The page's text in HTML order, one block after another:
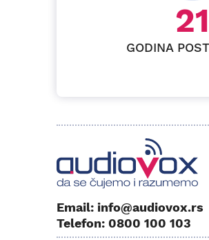
26
GODINA
Email: info@audiovox.rs
Telefon: 0800 100 103